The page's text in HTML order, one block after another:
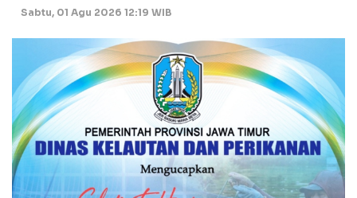
Sabtu, 01 Agu 2026 12:19 WIB